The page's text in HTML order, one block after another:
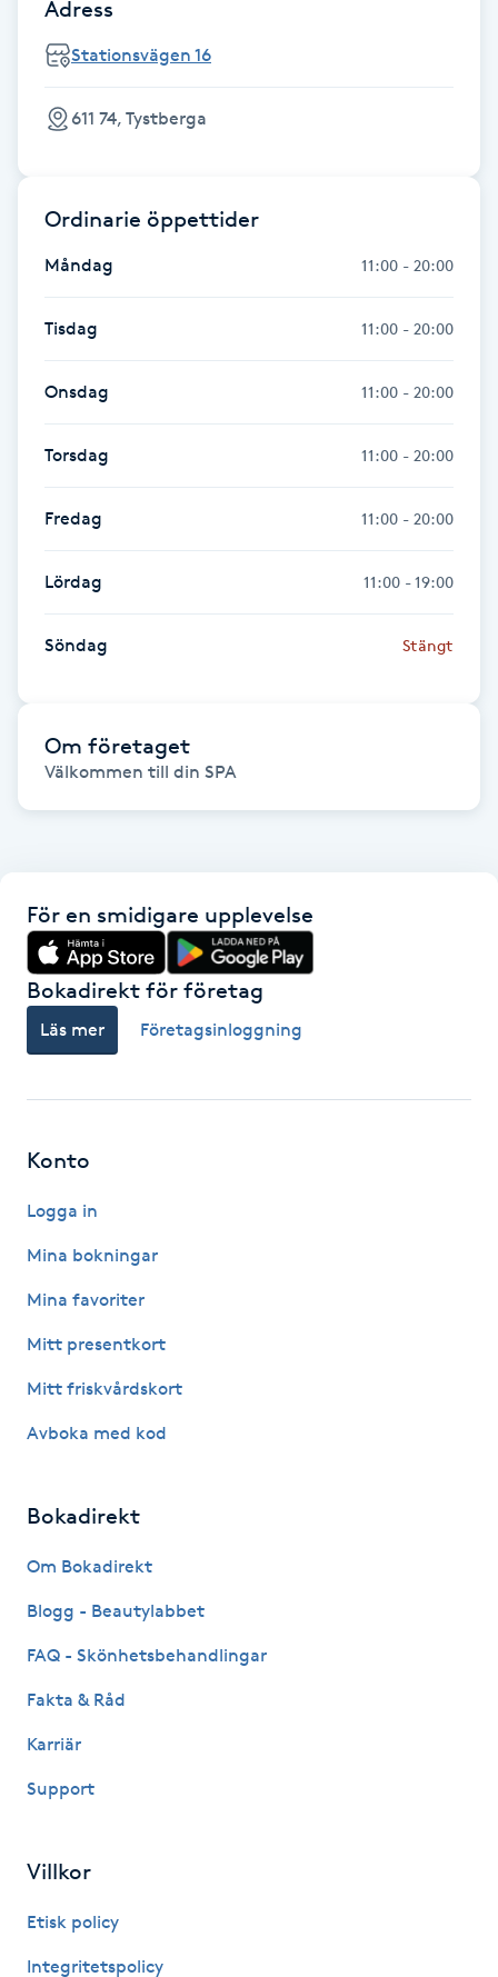
Hatha Yoga
Headspa
Hot yoga
Hudföryngring
Hudvård
Hyaluronsyra
Hypnos
Hårborttagning
Hårbottenbehandling
Hälsprickor
Idrottsmassage
IPL hårborttagning
Kemisk peeling
Adress
Stationsvägen 16
611 74, Tystberga
Ordinarie öppettider
Måndag 11:00 - 20:00
Tisdag 11:00 - 20:00
Onsdag 11:00 - 20:00
Torsdag 11:00 - 20:00
Fredag 11:00 - 20:00
Lördag 11:00 - 19:00
Söndag Stängt
Om företaget
Välkommen till din SPA
För en smidigare upplevelse
Bokadirekt för företag
Läs mer Företagsinloggning
Konto
Logga in
Mina bokningar
Mina favoriter
Mitt presentkort
Mitt friskvårdskort
Avboka med kod
Bokadirekt
Om Bokadirekt
Blogg - Beautylabbet
FAQ - Skönhetsbehandlingar
Fakta & Råd
Karriär
Support
Villkor
Etisk policy
Integritetspolicy